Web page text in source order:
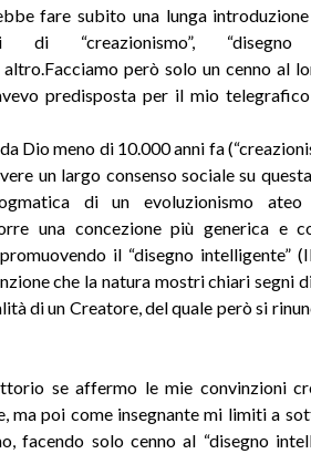
fare subito una lunga
di “creazionismo”, “disegno
altro.Facciamo però solo un cenno al
predisposta per il mio
Dio meno di 10.000 anni fa
un largo consenso sociale su
di un evoluzionismo ateo
una concezione più generica e
il “disegno intelligente”
che la natura mostri chiari segni
di un Creatore, del quale però si
se affermo le mie convinzioni
ma poi come insegnante mi limiti a
facendo solo cenno al “disegno